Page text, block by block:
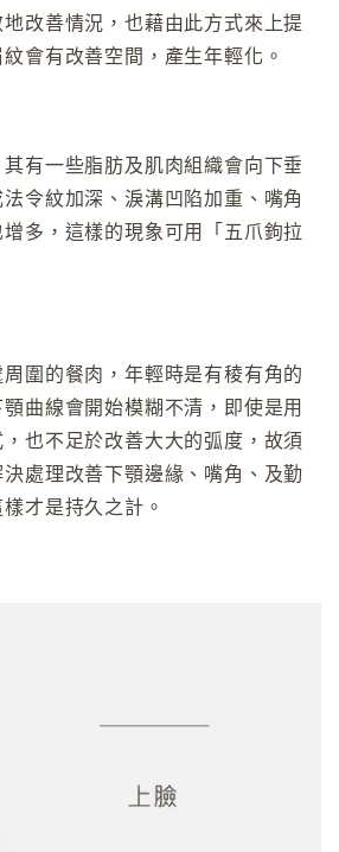
改善情況，也藉由此方式來上提
會有改善空間，產生年輕化。
有一些脂肪及肌肉組織會向下垂
令紋加深、淚溝凹陷加重、嘴角
多，這樣的現象可用「五爪鉤拉
圍的餐肉，年輕時是有稜有角的
曲線會開始模糊不清，即使是用
也不足於改善大大的弧度，故須
處理改善下顎邊緣、嘴角、及勤
才是持久之計。